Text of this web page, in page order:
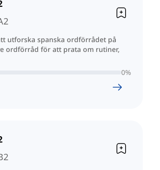
utforska spanska ordförrådet på
ordförråd för att prata om rutiner,
0%